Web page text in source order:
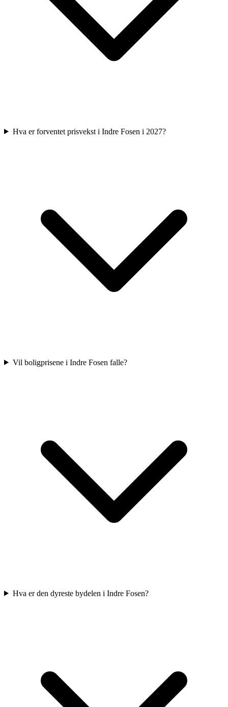
Hva er forventet prisvekst i Indre Fosen i 2027?
Vil boligprisene i Indre Fosen falle?
Hva er den dyreste bydelen i Indre Fosen?